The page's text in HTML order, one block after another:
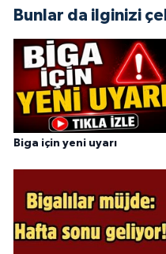
Bunlar da ilginizi
Biga için yeni uyarı